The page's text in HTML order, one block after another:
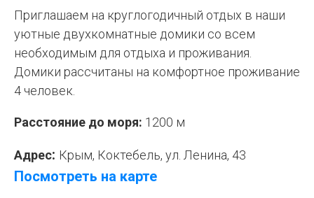
Приглашаем на круглогодичный отдых в наши
уютные двухкомнатные домики со всем
необходимым для отдыха и проживания.
Домики рассчитаны на комфортное проживание
4 человек.
Расстояние до моря: 1200 м
Адрес: Крым, Коктебель, ул. Ленина, 43
Посмотреть на карте